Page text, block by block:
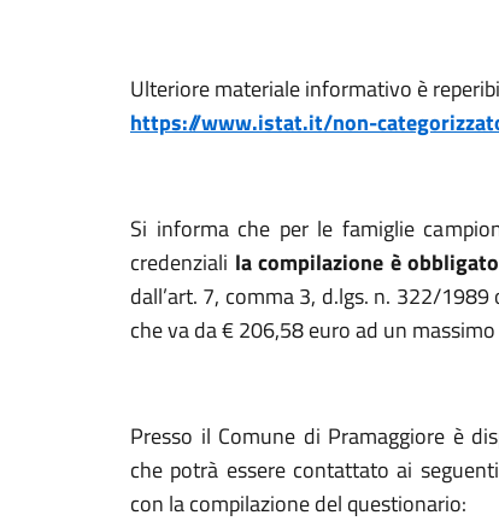
Ulteriore materiale informativo è
https://www.istat.it/non-
Si informa che per le famiglie
credenziali la compilazione è
dall’art. 7, comma 3, d.lgs. n. 322/
che va da € 206,58 euro ad un
Presso il Comune di Pramaggiore è
che potrà essere contattato ai
con la compilazione del questionario: